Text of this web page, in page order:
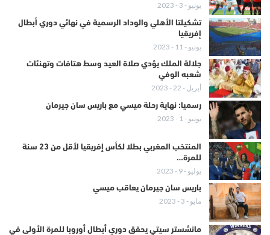
يونيو - 3 - 2023
تشكيلتا الأهلي والوداد الرسمية في نهائي دوري أبطال
إفريقيا
يونيو - 11 - 2023
جلالة الملك يؤدي صلاة العيد وسط هتافات وتهنئات
شعبه الوفي
أبريل - 22 - 2023
رسميا: نهاية رحلة ميسي مع باريس سان جيرمان
يونيو - 1 - 2023
المنتخب المغربي بطلا لكأس إفريقيا لأقل من 23 سنة
للمرة…
يوليو - 9 - 2023
باريس سان جيرمان يعاقب ميسي
مايو - 3 - 2023
مانشستر سيتي يحقق دوري أبطال أوروبا للمرة الأولى في